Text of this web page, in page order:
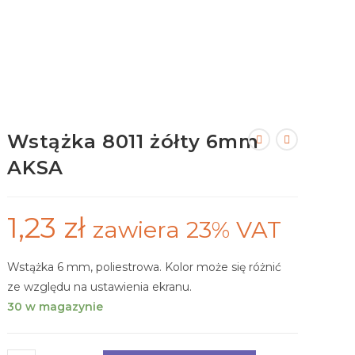
Wstążka 8011 żółty 6mm
AKSA
1,23 zł zawiera 23% VAT
Wstążka 6 mm, poliestrowa. Kolor może się różnić
ze względu na ustawienia ekranu.
30 w magazynie